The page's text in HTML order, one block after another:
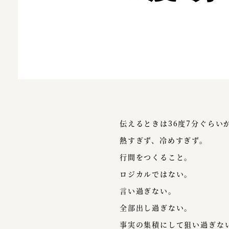
伝えるときは36度7分ぐらい
熱すぎず、冷めすぎず。
行間をつくること。
ロジカルではない。
言い過ぎない。
全部出し過ぎない。
事実の集積にして狙い過ぎな